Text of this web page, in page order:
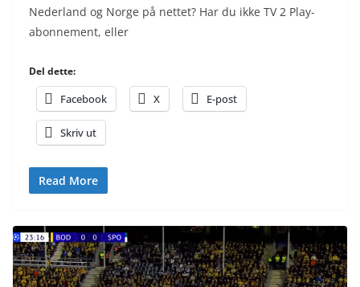
Nederland og Norge på nettet? Har du ikke TV 2 Play-
abonnement, eller
Del dette:
Facebook X E-post
Skriv ut
Read More